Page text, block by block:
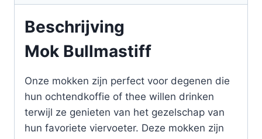
Beschrijving
Mok Bullmastiff
Onze mokken zijn perfect voor degenen die
hun ochtendkoffie of thee willen drinken
terwijl ze genieten van het gezelschap van
hun favoriete viervoeter. Deze mokken zijn